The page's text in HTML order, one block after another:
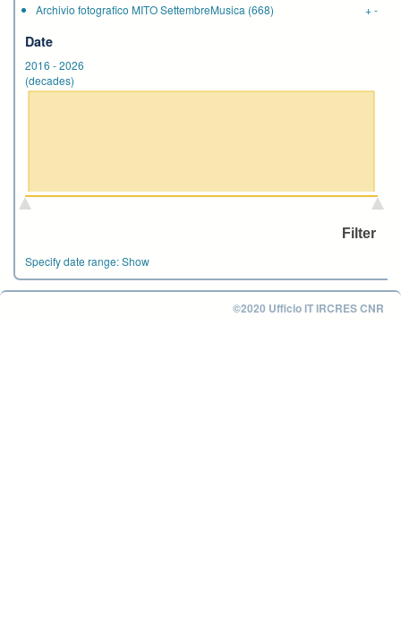
Archivio fotografico MITO SettembreMusica (668) +-
Date
2016 -2026
(decades)
Specify date range:Show
©2020 Ufficio IT IRCRES CNR